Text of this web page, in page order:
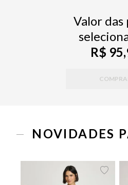
Valor das
R$
NOVIDADES